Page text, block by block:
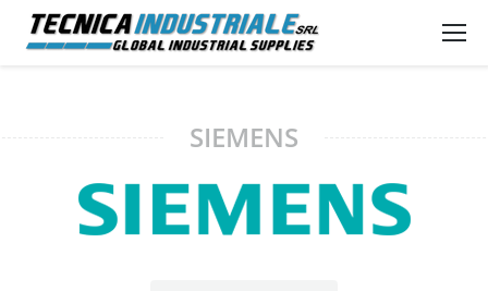
SIEMENS